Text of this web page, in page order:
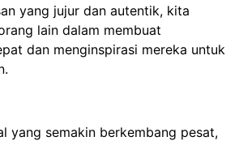
yang jujur dan autentik, kita
lain dalam membuat
dan menginspirasi mereka untuk
yang semakin berkembang pesat,